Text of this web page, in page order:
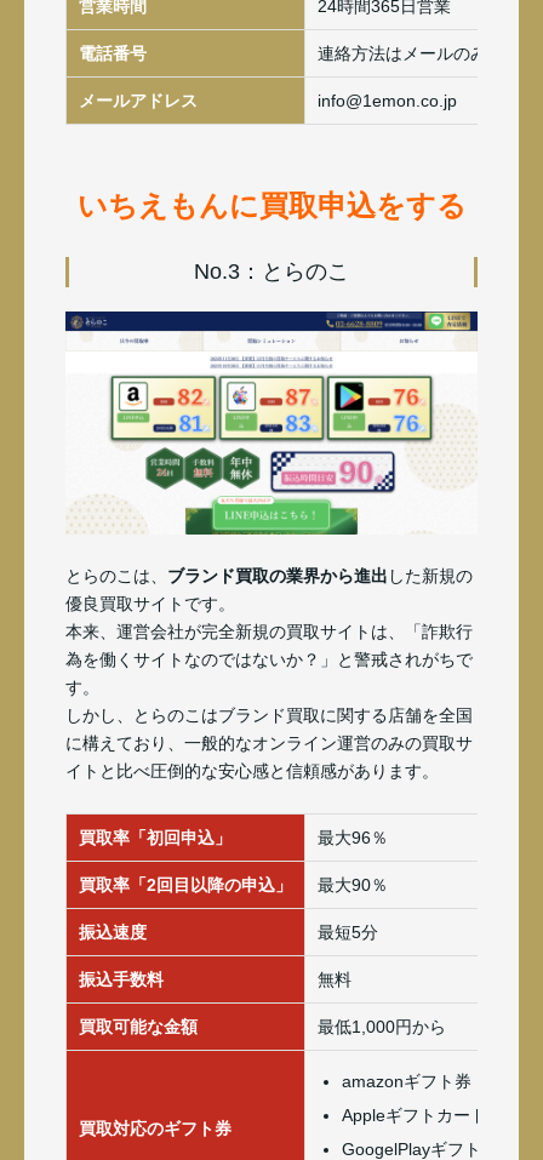
営業時間 24時間365日営業
電話番号 連絡方法はメールのみ
メールアドレス info@1emon.co.jp
いちえもんに買取申込をする
No.3：とらのこ
とらのこは、 ブランド買取の業界から進出 した新規の
優良買取サイトです。
本来、運営会社が完全新規の買取サイトは、「詐欺行
為を働くサイトなのではないか？」と警戒されがちで
す。
しかし、とらのこはブランド買取に関する店舗を全国
に構えており、一般的なオンライン運営のみの買取サ
イトと比べ圧倒的な安心感と信頼感があります。
買取率「初回申込」 最大96％
買取率「2回目以降の申込」 最大90％
振込速度 最短5分
振込手数料 無料
買取可能な金額 最低1,000円から
買取対応のギフト券
amazonギフト券
Appleギフトカード
GoogelPlayギフトカード